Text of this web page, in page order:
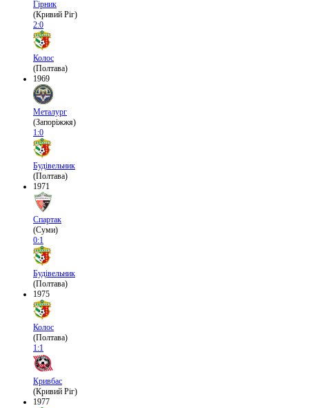
Гірник
(Кривий Ріг)
2:0
Колос
(Полтава)
1969
Металург
(Запоріжжя)
1:0
Будівельник
(Полтава)
1971
Спартак
(Суми)
0:1
Будівельник
(Полтава)
1975
Колос
(Полтава)
1:1
Кривбас
(Кривий Ріг)
1977